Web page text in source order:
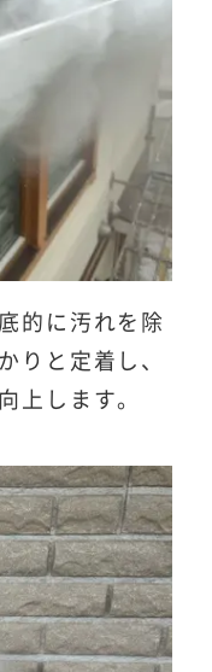
的に汚れを除
りと定着し、
上します。